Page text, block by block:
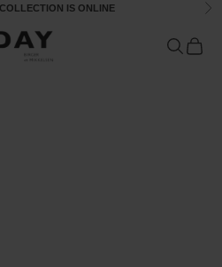
IS ONLINE
et Mikkelsen Denmark ÅbnÅbn